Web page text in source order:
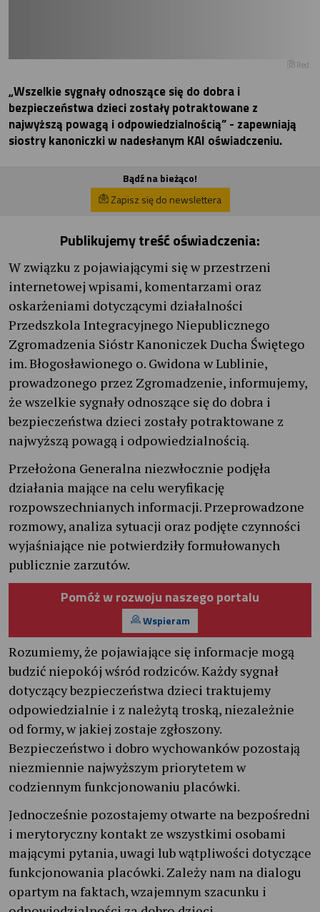
Red.
„Wszelkie sygnały odnoszące się do dobra i
bezpieczeństwa dzieci zostały potraktowane z
najwyższą powagą i odpowiedzialnością” - zapewniają
siostry kanoniczki w nadesłanym KAI oświadczeniu.
Bądź na bieżąco!
Zapisz się do newslettera
Publikujemy treść oświadczenia:
W związku z pojawiającymi się w przestrzeni
internetowej wpisami, komentarzami oraz
oskarżeniami dotyczącymi działalności
Przedszkola Integracyjnego Niepublicznego
Zgromadzenia Sióstr Kanoniczek Ducha Świętego
im. Błogosławionego o. Gwidona w Lublinie,
prowadzonego przez Zgromadzenie, informujemy,
że wszelkie sygnały odnoszące się do dobra i
bezpieczeństwa dzieci zostały potraktowane z
najwyższą powagą i odpowiedzialnością.
Przełożona Generalna niezwłocznie podjęła
działania mające na celu weryfikację
rozpowszechnianych informacji. Przeprowadzone
rozmowy, analiza sytuacji oraz podjęte czynności
wyjaśniające nie potwierdziły formułowanych
publicznie zarzutów.
Pomóż w rozwoju naszego portalu
Wspieram
Rozumiemy, że pojawiające się informacje mogą
budzić niepokój wśród rodziców. Każdy sygnał
dotyczący bezpieczeństwa dzieci traktujemy
odpowiedzialnie i z należytą troską, niezależnie
od formy, w jakiej zostaje zgłoszony.
Bezpieczeństwo i dobro wychowanków pozostają
niezmiennie najwyższym priorytetem w
codziennym funkcjonowaniu placówki.
Jednocześnie pozostajemy otwarte na bezpośredni
i merytoryczny kontakt ze wszystkimi osobami
mającymi pytania, uwagi lub wątpliwości dotyczące
funkcjonowania placówki. Zależy nam na dialogu
opartym na faktach, wzajemnym szacunku i